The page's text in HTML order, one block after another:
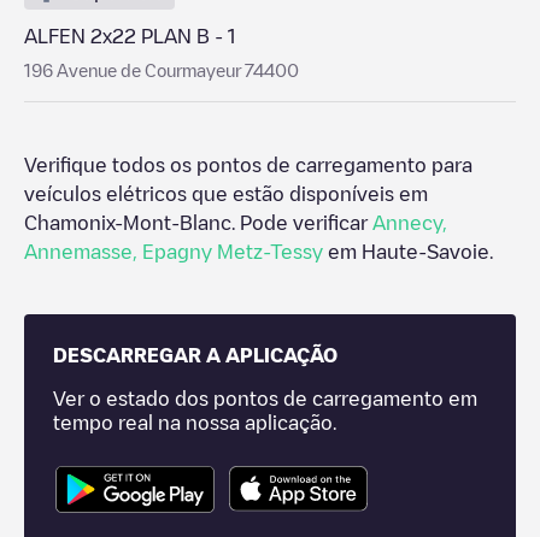
ALFEN 2x22 PLAN B - 1
196 Avenue de Courmayeur 74400
Verifique todos os pontos de carregamento para
veículos elétricos que estão disponíveis em
Chamonix-Mont-Blanc . Pode verificar Annecy,
Annemasse
Epagny Metz-Tessy em Haute-Savoie
DESCARREGAR A APLICAÇÃO
Ver o estado dos pontos de carregamento em
tempo real na nossa aplicação.